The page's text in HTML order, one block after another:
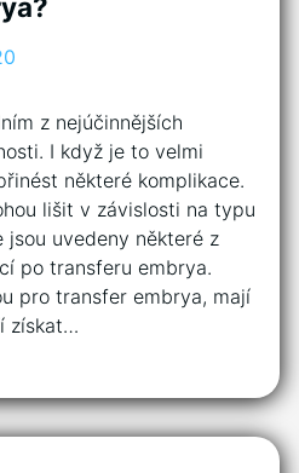
z nejúčinnějších
I když je to velmi
některé komplikace.
lišit v závislosti na typu
uvedeny některé z
po transferu embrya.
pro transfer embrya, mají
získat…